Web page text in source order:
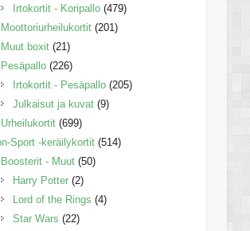
Irtokortit - Koripallo (479)
Moottoriurheilukortit (201)
Muut boxit (21)
Pesäpallo (226)
Irtokortit - Pesäpallo (205)
Julkaisut ja kuvat (9)
Urheilukortit (699)
Sport -keräilykortit (514)
Boosterit - Muut (50)
Harry Potter (2)
Lord of the Rings (4)
Star Wars (22)